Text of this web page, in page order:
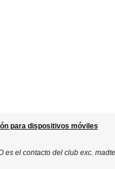
para dispositivos móviles
es el contacto del club exc.